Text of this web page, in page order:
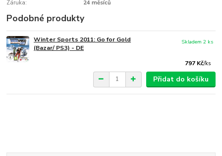
Záruka:
24 měsíců
Podobné produkty
Winter Sports 2011: Go for Gold
(Bazar/ PS3) - DE
797 Kč/ks
Skladem 2 ks
Přidat do košíku